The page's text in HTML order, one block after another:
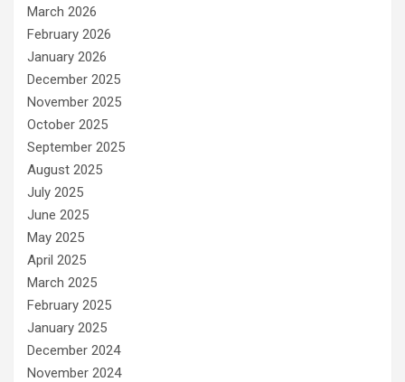
March 2026
February 2026
January 2026
December 2025
November 2025
October 2025
September 2025
August 2025
July 2025
June 2025
May 2025
April 2025
March 2025
February 2025
January 2025
December 2024
November 2024